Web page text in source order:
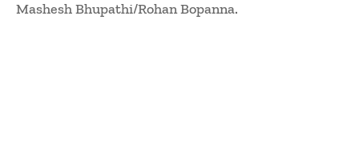
Mashesh Bhupathi/Rohan Bopanna.